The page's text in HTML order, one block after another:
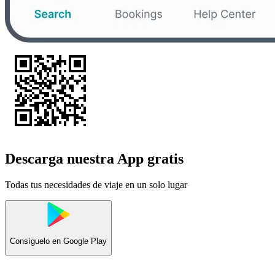
Descarga nuestra App gratis
Todas tus necesidades de viaje en un solo lugar
Consíguelo en Google Play